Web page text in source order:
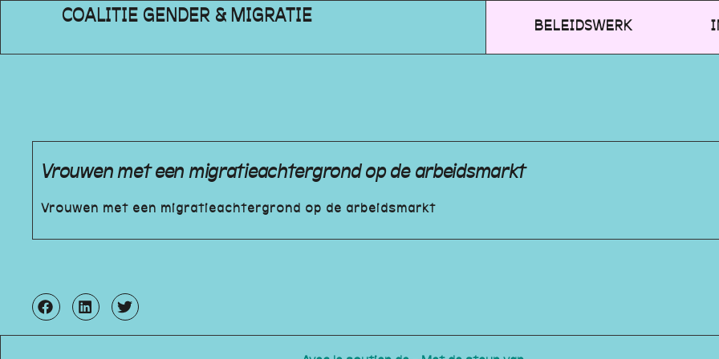
COALITIE GENDER & MIGRATIE
BELEIDSWERK
Vrouwen met een migratieachtergrond op de arbeidsmarkt
Vrouwen met een migratieachtergrond op de arbeidsmarkt